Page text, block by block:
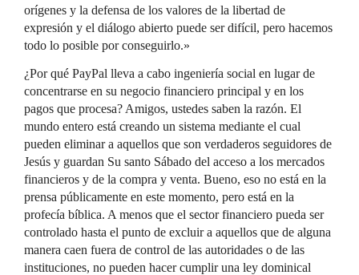
orígenes y la defensa de los valores de la libertad de
expresión y el diálogo abierto puede ser difícil, pero hacemos
todo lo posible por conseguirlo.»
¿Por qué PayPal lleva a cabo ingeniería social en lugar de
concentrarse en su negocio financiero principal y en los
pagos que procesa? Amigos, ustedes saben la razón. El
mundo entero está creando un sistema mediante el cual
pueden eliminar a aquellos que son verdaderos seguidores de
Jesús y guardan Su santo Sábado del acceso a los mercados
financieros y de la compra y venta. Bueno, eso no está en la
prensa públicamente en este momento, pero está en la
profecía bíblica. A menos que el sector financiero pueda ser
controlado hasta el punto de excluir a aquellos que de alguna
manera caen fuera de control de las autoridades o de las
instituciones, no pueden hacer cumplir una ley dominical